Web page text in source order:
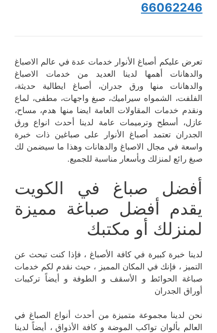
66062246
تعرض عليكم أصباغ الأنوار خدمات عدة في عالم الاصباغ
والدهانات أهمها لدينا العديد من خدمات الاصباغ
والدهانات منها ورق جدران، أصباغ ايطالية حديثة،
الفلفت، الشمواه سيراميك، صبغ واجهات، مطفى، لماع
ونقدم خدمات المقاولات العامة ايضا منها هدم، مساح،
عازل، أسطح وترميمات عامة لدينا أحدث انواع ورق
الجدران تعتمد أصباغ الأنوار على صباغين ذات خبرة
واسعة في مجال الاصباغ والدهانات وهذا ما سيضمن لك
صبغ رائع لمنزلك وبأسعار مناسبة للجميع.
أفضل صباغ في الكويت
يقدم أفضل صباغة مميزة
لمنزلك أو مكتبك
لدينا خبرة كبيرة في كافة الأصباغ ، فإذا كنت تبحث عن
التميز ، فإنك في المكان المميز ، حيث نقدم لكم خدمات
صباغة الحوائط و الأسقف و الطوفة و أيضاً تركيبات
أوراق الجدران
نحن لدينا مجموعة متميزة من أحدث أنواع الصباغ في
العالم بألوان تواكب الموضة و كافة الأذواق ، أيضاً لدينا